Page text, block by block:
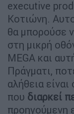
executive
Κοτιώνη.
θα μπορούσε
στη μικρή
MEGA και
Πράγματι,
αλήθεια
που διαρκεί
προηγούμενη